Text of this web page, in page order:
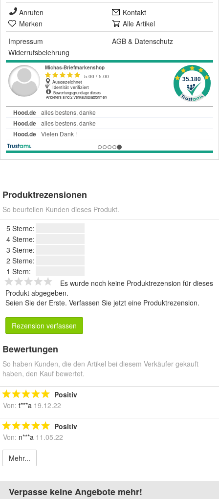
Anrufen
Kontakt
Merken
Alle Artikel
Impressum
AGB & Datenschutz
Widerrufsbelehrung
Produktrezensionen
So beurteilen Kunden dieses Produkt.
5 Sterne:
4 Sterne:
3 Sterne:
2 Sterne:
1 Stern:
Es wurde noch keine Produktrezension für dieses
Produkt abgegeben.
Seien Sie der Erste. Verfassen Sie jetzt eine Produktrezension.
Rezension verfassen
Bewertungen
So haben Kunden, die den Artikel bei diesem Verkäufer gekauft
haben, den Kauf bewertet.
Positiv
Von: t***a 19.12.22
Positiv
Von: n***a 11.05.22
Mehr...
Verpasse keine Angebote mehr!